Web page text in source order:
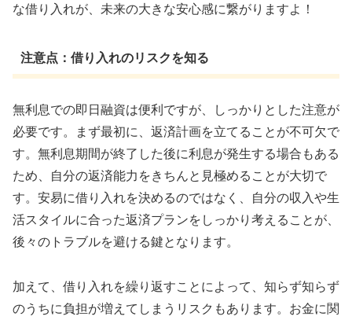
な借り入れが、未来の大きな安心感に繋がりますよ！
注意点：借り入れのリスクを知る
無利息での即日融資は便利ですが、しっかりとした注意が
必要です。まず最初に、返済計画を立てることが不可欠で
す。無利息期間が終了した後に利息が発生する場合もある
ため、自分の返済能力をきちんと見極めることが大切で
す。安易に借り入れを決めるのではなく、自分の収入や生
活スタイルに合った返済プランをしっかり考えることが、
後々のトラブルを避ける鍵となります。
加えて、借り入れを繰り返すことによって、知らず知らず
のうちに負担が増えてしまうリスクもあります。お金に関